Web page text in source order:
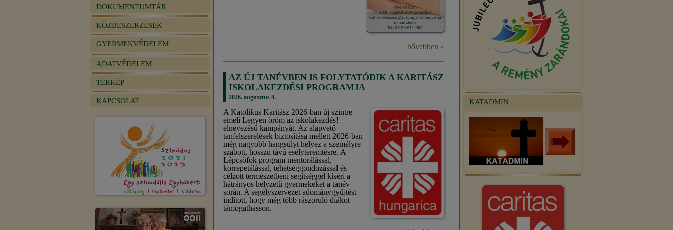
DOKUMENTUMTÁR
KÖZBESZERZÉSEK
GYERMEKVÉDELEM
ADATVÉDELEM
TÉRKÉP
KAPCSOLAT
bővebben »
AZ ÚJ TANÉVBEN IS FOLYTATÓDIK A KARITÁSZ
ISKOLAKEZDÉSI PROGRAMJA
2026. augusztus 4.
A Katolikus Karitász 2026-ban új szintre
emeli Legyen öröm az iskolakezdés!
elnevezésű kampányát. Az alapvető
tanfelszerelések biztosítása mellett 2026-ban
még nagyobb hangsúlyt helyez a személyre
szabott, hosszú távú esélyteremtésre. A
Lépcsőfok program mentorálással,
korrepetálással, tehetséggondozással és
célzott természetbeni segítséggel kíséri a
hátrányos helyzetű gyermekeket a tanév
során. A segélyszervezet adománygyűjtést
indított, hogy még több rászoruló diákot
támogathasson.
KATADMIN